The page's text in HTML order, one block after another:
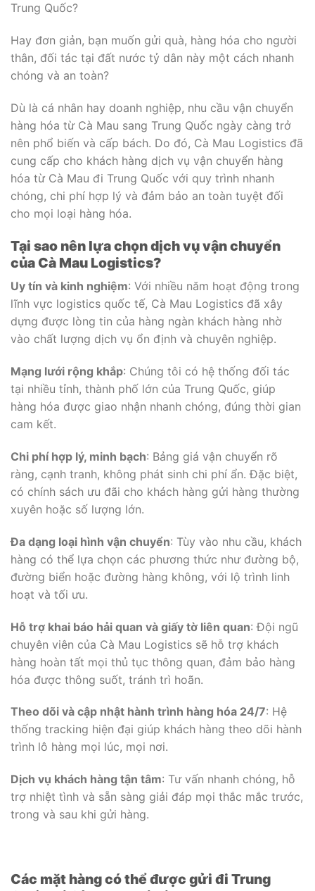
Trung Quốc?
Hay đơn giản, bạn muốn gửi quà, hàng hóa cho người
thân, đối tác tại đất nước tỷ dân này một cách nhanh
chóng và an toàn?
Dù là cá nhân hay doanh nghiệp, nhu cầu vận chuyển
hàng hóa từ Cà Mau sang Trung Quốc ngày càng trở
nên phổ biến và cấp bách. Do đó, Cà Mau Logistics đã
cung cấp cho khách hàng dịch vụ vận chuyển hàng
hóa từ Cà Mau đi Trung Quốc với quy trình nhanh
chóng, chi phí hợp lý và đảm bảo an toàn tuyệt đối
cho mọi loại hàng hóa.
Tại sao nên lựa chọn dịch vụ vận chuyển
của Cà Mau Logistics?
Uy tín và kinh nghiệm: Với nhiều năm hoạt động trong
lĩnh vực logistics quốc tế, Cà Mau Logistics đã xây
dựng được lòng tin của hàng ngàn khách hàng nhờ
vào chất lượng dịch vụ ổn định và chuyên nghiệp.
Mạng lưới rộng khắp: Chúng tôi có hệ thống đối tác
tại nhiều tỉnh, thành phố lớn của Trung Quốc, giúp
hàng hóa được giao nhận nhanh chóng, đúng thời gian
cam kết.
Chi phí hợp lý, minh bạch: Bảng giá vận chuyển rõ
ràng, cạnh tranh, không phát sinh chi phí ẩn. Đặc biệt,
có chính sách ưu đãi cho khách hàng gửi hàng thường
xuyên hoặc số lượng lớn.
Đa dạng loại hình vận chuyển: Tùy vào nhu cầu, khách
hàng có thể lựa chọn các phương thức như đường bộ,
đường biển hoặc đường hàng không, với lộ trình linh
hoạt và tối ưu.
Hỗ trợ khai báo hải quan và giấy tờ liên quan: Đội ngũ
chuyên viên của Cà Mau Logistics sẽ hỗ trợ khách
hàng hoàn tất mọi thủ tục thông quan, đảm bảo hàng
hóa được thông suốt, tránh trì hoãn.
Theo dõi và cập nhật hành trình hàng hóa 24/7: Hệ
thống tracking hiện đại giúp khách hàng theo dõi hành
trình lô hàng mọi lúc, mọi nơi.
Dịch vụ khách hàng tận tâm: Tư vấn nhanh chóng, hỗ
trợ nhiệt tình và sẵn sàng giải đáp mọi thắc mắc trước,
trong và sau khi gửi hàng.
Các mặt hàng có thể được gửi đi Trung